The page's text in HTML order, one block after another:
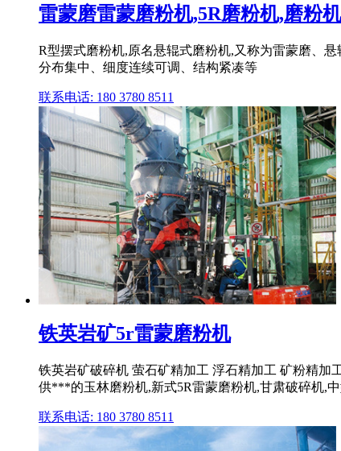
雷蒙磨雷蒙磨粉机,5R磨粉机,磨粉机
R型摆式磨粉机,原名悬辊式磨粉机,又称为雷蒙磨、
分布集中、细度连续可调、结构紧凑等
联系电话: 180 3780 8511
铁英岩矿5r雷蒙磨粉机
铁英岩矿破碎机 萤石矿精加工 浮石精加工 矿粉精加
供***的玉林磨粉机,新式5R雷蒙磨粉机,甘肃破碎机,
联系电话: 180 3780 8511